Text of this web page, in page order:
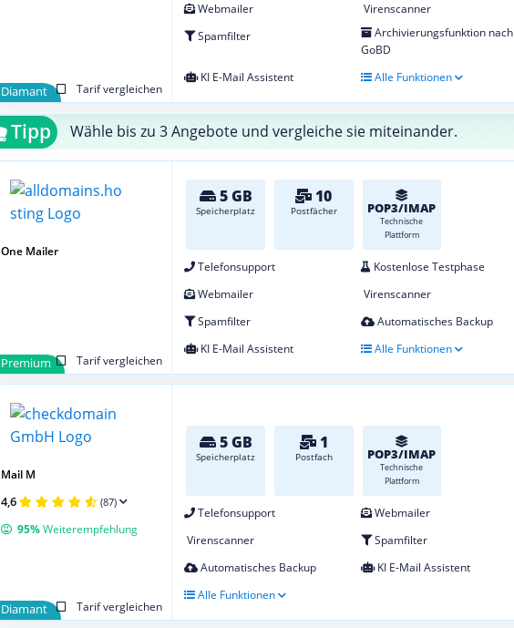
Webmailer
Virenscanner
Spamfilter
Archivierungsfunktion nach
GoBD
KI E-Mail Assistent
Alle Funktionen
Diamant
Tarif vergleichen
Tipp Wähle bis zu 3 Angebote und vergleiche sie miteinander.
5 GB
Speicherplatz
10
Postfächer POP3/IMAP
Technische
Plattform
Telefonsupport
Kostenlose Testphase
Webmailer
Virenscanner
Spamfilter
Automatisches Backup
KI E-Mail Assistent
Alle Funktionen
Premium
Tarif vergleichen
One Mailer
5 GB
Speicherplatz
1
Postfach POP3/IMAP
Technische
Plattform
Telefonsupport
Webmailer
Virenscanner
Spamfilter
Automatisches Backup
KI E-Mail Assistent
Alle Funktionen
Diamant
Tarif vergleichen
Mail M
4,6 (87)
95%Weiterempfehlung